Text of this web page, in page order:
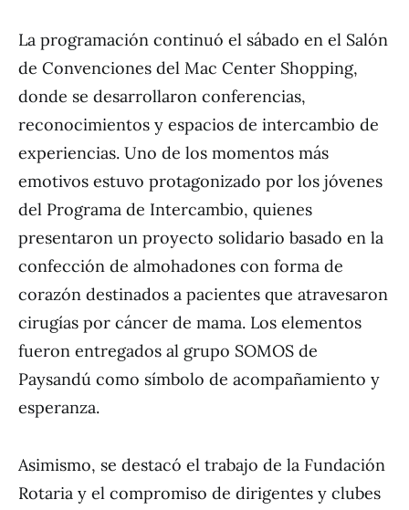
La programación continuó el sábado en el Salón
de Convenciones del Mac Center Shopping,
donde se desarrollaron conferencias,
reconocimientos y espacios de intercambio de
experiencias. Uno de los momentos más
emotivos estuvo protagonizado por los jóvenes
del Programa de Intercambio, quienes
presentaron un proyecto solidario basado en la
confección de almohadones con forma de
corazón destinados a pacientes que atravesaron
cirugías por cáncer de mama. Los elementos
fueron entregados al grupo SOMOS de
Paysandú como símbolo de acompañamiento y
esperanza.
Asimismo, se destacó el trabajo de la Fundación
Rotaria y el compromiso de dirigentes y clubes